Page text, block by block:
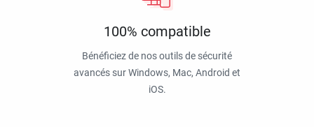
100% compatible
Bénéficiez de nos outils de sécurité
avancés sur Windows, Mac, Android et
iOS.